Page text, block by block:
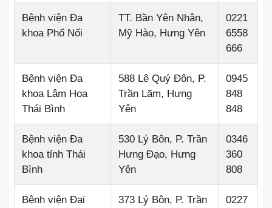
Bệnh viện Đa
khoa Phố Nối
TT. Bần Yên Nhân,
Mỹ Hào, Hưng Yên
0221
6558
666
Bệnh viện Đa
khoa Lâm Hoa
Thái Bình
588 Lê Quý Đôn, P.
Trần Lãm, Hưng
Yên
0945
848
848
Bệnh viện Đa
khoa tỉnh Thái
Bình
530 Lý Bôn, P. Trần
Hưng Đạo, Hưng
Yên
0346
360
808
Bệnh viện Đại
373 Lý Bôn, P. Trần
0227